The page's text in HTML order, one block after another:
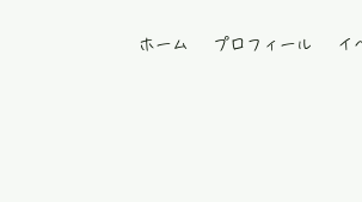
ホーム プロフィール イ